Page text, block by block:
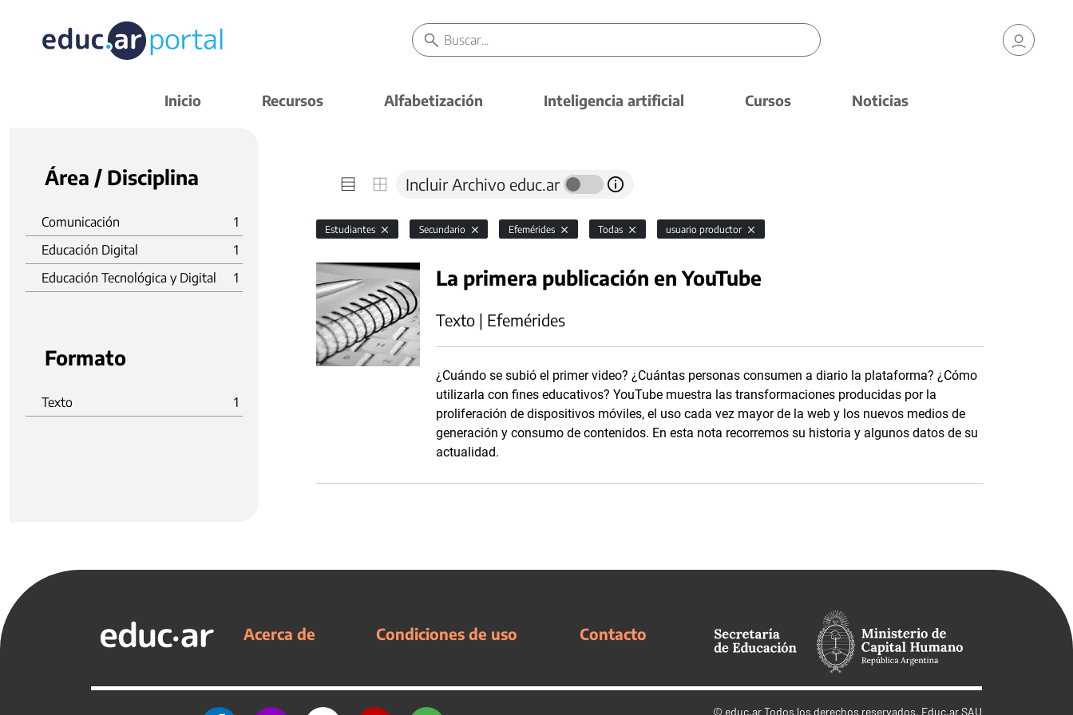
Inicio Recursos Alfabetización Inteligencia artificial Cursos Noticias
Área / Disciplina
Comunicación
1
Educación Digital
1
Educación Tecnológica y Digital
1
Formato
Texto 1
Incluir Archivo educ.ar
Estudiantes Secundario Efemérides Todas usuario productor
La primera publicación en YouTube
Texto | Efemérides
¿Cuándo se subió el primer video? ¿Cuántas personas consumen a diario la plataforma? ¿Cómo
utilizarla con fines educativos? YouTube muestra las transformaciones producidas por la
proliferación de dispositivos móviles, el uso cada vez mayor de la web y los nuevos medios de
generación y consumo de contenidos. En esta nota recorremos su historia y algunos datos de su
actualidad.
Acerca de Condiciones de uso Contacto
© educ.arTodos los derechos reservados. Educ.ar SAU